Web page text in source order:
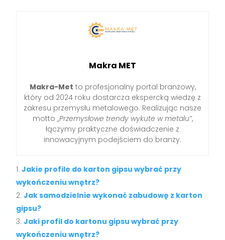
Makra MET
Makra-Met to profesjonalny portal branżowy,
który od 2024 roku dostarcza ekspercką wiedzę z
zakresu przemysłu metalowego. Realizując nasze
motto „Przemysłowe trendy wykute w metalu”,
łączymy praktyczne doświadczenie z
innowacyjnym podejściem do branży.
Jakie profile do karton gipsu wybrać przy
wykończeniu wnętrz?
Jak samodzielnie wykonać zabudowę z karton
gipsu?
Jaki profil do kartonu gipsu wybrać przy
wykończeniu wnętrz?